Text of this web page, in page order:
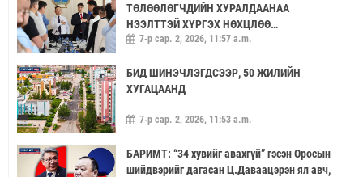
ТӨЛӨӨЛӨГЧДИЙН ХУРАЛДААНАА
НЭЭЛТТЭЙ ХҮРГЭХ НӨХЦЛӨӨ
САЙЖРУУЛААЧ
7-р сар. 2, 2026, 11:57 a.m.
БИД ШИНЭЧЛЭГДСЭЭР, 50 ЖИЛИЙН
ХУГАЦААНД
7-р сар. 2, 2026, 11:53 a.m.
БАРИМТ: “34 хувийг авахгүй” гэсэн Оросын
шийдвэрийг дагасан Ц.Даваацэрэн ял авч,